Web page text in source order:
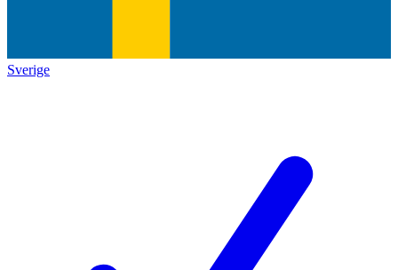
Sverige